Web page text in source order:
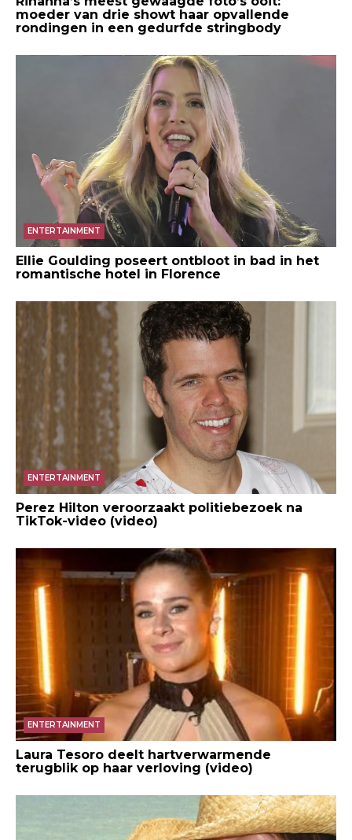
moeder van drie showt haar opvallende
rondingen in een gedurfde stringbody
ENTERTAINMENT
Ellie Goulding poseert ontbloot in bad in het
romantische hotel in Florence
ENTERTAINMENT
Perez Hilton veroorzaakt politiebezoek na
TikTok-video (video)
ENTERTAINMENT
Laura Tesoro deelt hartverwarmende
terugblik op haar verloving (video)